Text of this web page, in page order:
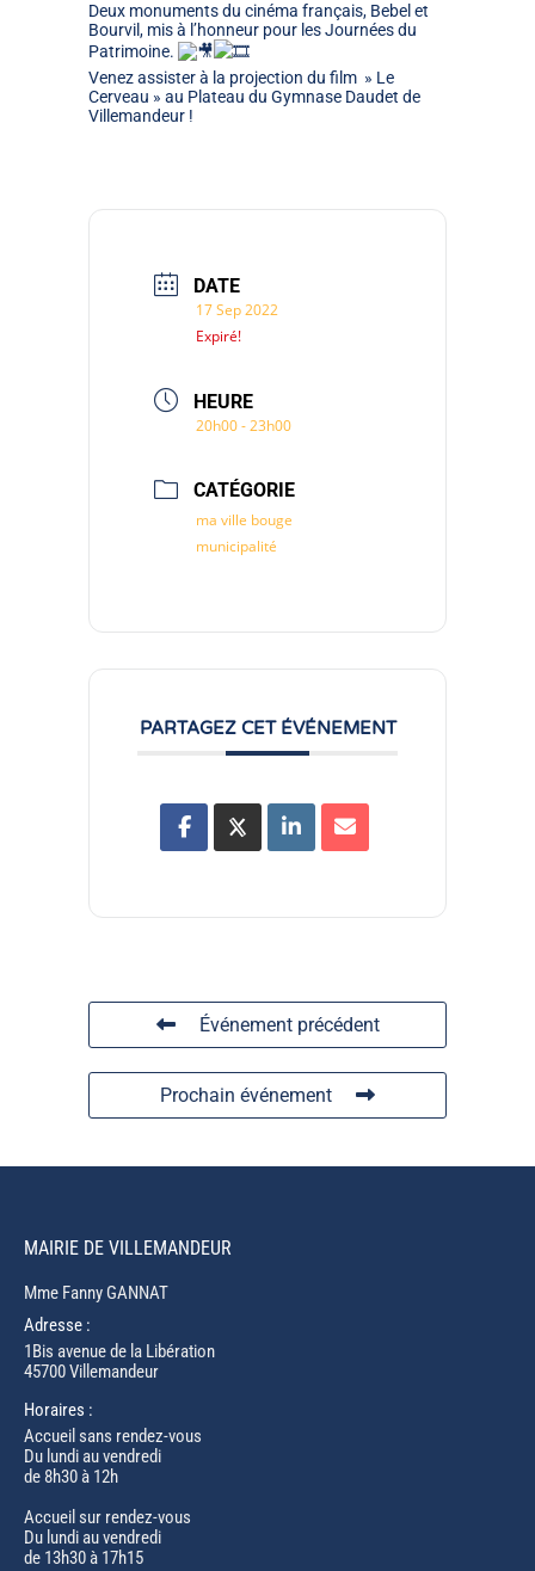
Deux monuments du cinéma français, Bebel et
Bourvil, mis à l’honneur pour les Journées du
Patrimoine.
Venez assister à la projection du film » Le
Cerveau » au Plateau du Gymnase Daudet de
Villemandeur !
DATE
17 Sep 2022
Expiré!
HEURE
20h00 - 23h00
CATÉGORIE
ma ville bouge
municipalité
PARTAGEZ CET ÉVÉNEMENT
Événement précédent
Prochain événement
MAIRIE DE VILLEMANDEUR
Mme Fanny GANNAT
Adresse :
1Bis avenue de la Libération
45700 Villemandeur
Horaires :
Accueil sans rendez-vous
Du lundi au vendredi
de 8h30 à 12h
Accueil sur rendez-vous
Du lundi au vendredi
de 13h30 à 17h15